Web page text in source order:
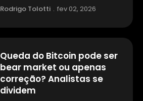
Rodrigo Tolotti . fev 02, 2026
Queda do Bitcoin pode ser
bear market ou apenas
correção? Analistas se
dividem